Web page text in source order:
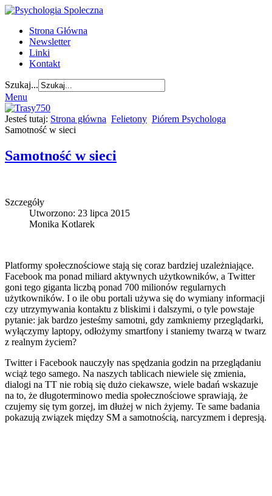
Strona Główna
Newsletter
Linki
Kontakt
Szukaj...
Menu
Jesteś tutaj: Strona główna Felietony Piórem Psychologa
Samotność w sieci
Samotność w sieci
Szczegóły
Utworzono: 23 lipca 2015
Monika Kotlarek
Platformy społecznościowe stają się coraz bardziej uzależniające.
Facebook ma ponad miliard aktywnych użytkowników, a Twitter
goni tego giganta liczbą ponad 700 milionów regularnych
użytkowników. I o ile obu portali używa się do wymiany informacji
czy utrzymywania kontaktu z bliskimi i dalszymi, o tyle powstaje
pytanie: jak bardzo jesteśmy samotni, gdy zamkniemy przeglądarki,
wyłączymy laptopy, odłożymy smartfony i staniemy twarzą w twarz
z realnym życiem?
Twitter i Facebook nauczyły nas spędzania godzin na przeglądaniu
wciąż tego samego. Na naszych tablicach niewiele się zmienia,
dialogi na TT nie robią się dużo ciekawsze, wiele badań wskazuje
na to, że długoterminowo media społecznościowe sprawiają, że
czujemy się tym gorzej, im dłużej w nich żyjemy. Te same badania
pokazują związek między SM a samotnością, narcyzmem i depresją.